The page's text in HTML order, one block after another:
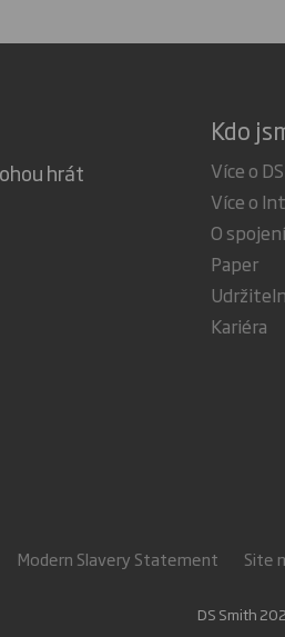
hrát
Kdo
Více o
Více o
O
Paper
Kariéra
Modern Slavery Statement Site
DS Smith